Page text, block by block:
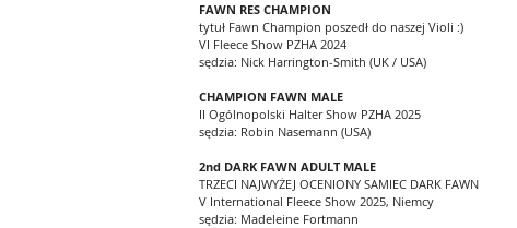
FAWN RES CHAMPION
tytuł Fawn Champion poszedł do naszej Violi :)
VI Fleece Show PZHA 2024
sędzia: Nick Harrington-Smith (UK / USA)​
CHAMPION FAWN MALE
II Ogólnopolski Halter Show PZHA 2025
sędzia: Robin Nasemann (USA)
2nd DARK FAWN ADULT MALE
TRZECI NAJWYŻEJ OCENIONY SAMIEC DARK FAWN
V International Fleece Show 2025, Niemcy
sędzia: Madeleine Fortmann